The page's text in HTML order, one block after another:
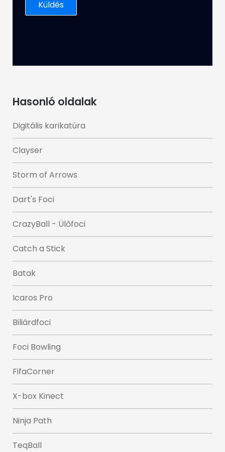
Hasonló oldalak
Digitális karikatúra
Clayser
Storm of Arrows
Dart's Foci
CrazyBall - Ülőfoci
Catch a Stick
Batak
Icaros Pro
Biliárdfoci
Foci Bowling
FifaCorner
X-box Kinect
Ninja Path
TeqBall